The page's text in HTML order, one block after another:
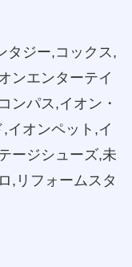
タジー,コックス,
ンエンターテイ
ンパス,イオン・
イオンペット,イ
ージシューズ,未
,リフォームスタ